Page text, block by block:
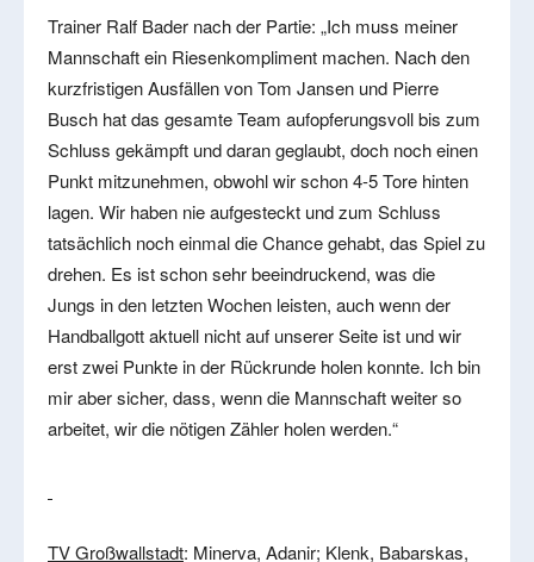
Trainer Ralf Bader nach der Partie: „Ich muss meiner
Mannschaft ein Riesenkompliment machen. Nach den
kurzfristigen Ausfällen von Tom Jansen und Pierre
Busch hat das gesamte Team aufopferungsvoll bis zum
Schluss gekämpft und daran geglaubt, doch noch einen
Punkt mitzunehmen, obwohl wir schon 4-5 Tore hinten
lagen. Wir haben nie aufgesteckt und zum Schluss
tatsächlich noch einmal die Chance gehabt, das Spiel zu
drehen. Es ist schon sehr beeindruckend, was die
Jungs in den letzten Wochen leisten, auch wenn der
Handballgott aktuell nicht auf unserer Seite ist und wir
erst zwei Punkte in der Rückrunde holen konnte. Ich bin
mir aber sicher, dass, wenn die Mannschaft weiter so
arbeitet, wir die nötigen Zähler holen werden.“
TV Großwallstadt: Minerva, Adanir; Klenk, Babarskas,